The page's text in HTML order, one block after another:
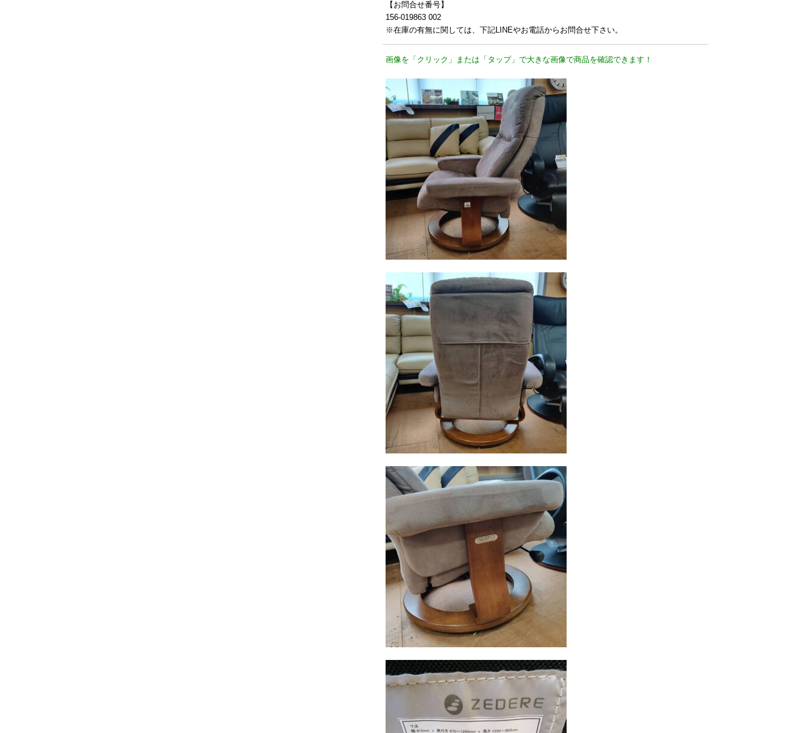
【お問合せ番号】
156-019863 002
※在庫の有無に関しては、下記LINEやお電話からお問合せ下さい。
画像を「クリック」または「タップ」で大きな画像で商品を確認できます！